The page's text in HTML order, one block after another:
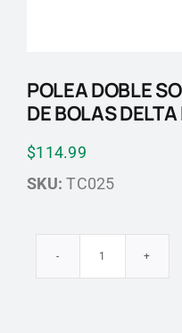
POLEA DOBLE
DE BOLAS
$114.99
SKU: TC025